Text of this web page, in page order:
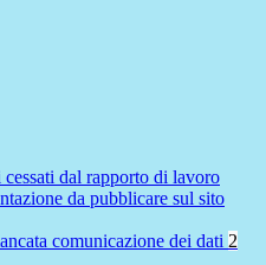
dal rapporto di lavoro
da pubblicare sul sito
comunicazione dei dati 2